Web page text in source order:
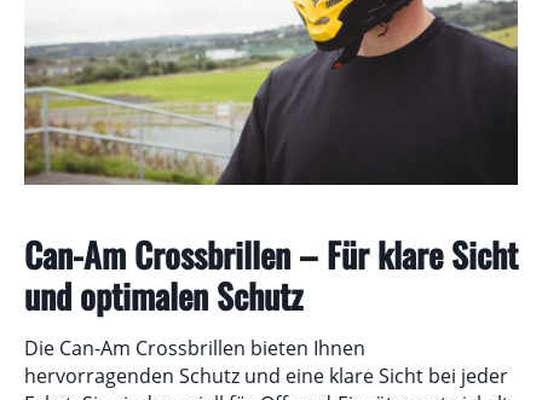
Can-Am Crossbrillen – Für klare Sicht
und optimalen Schutz
Die Can-Am Crossbrillen bieten Ihnen
hervorragenden Schutz und eine klare Sicht bei jeder